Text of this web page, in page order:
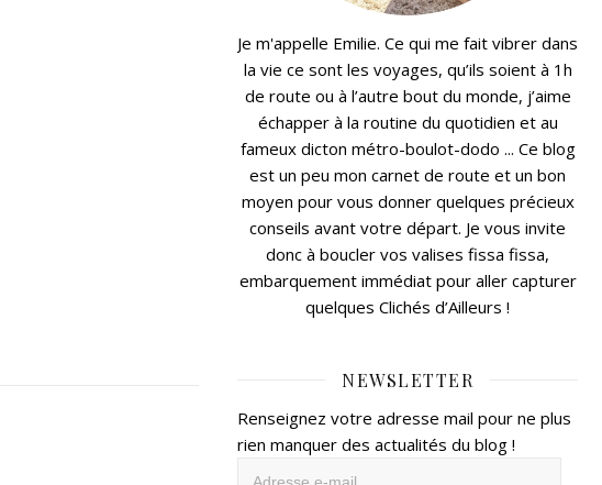
Je m'appelle Emilie. Ce qui me fait vibrer dans
la vie ce sont les voyages, qu’ils soient à 1h
de route ou à l’autre bout du monde, j’aime
échapper à la routine du quotidien et au
fameux dicton métro-boulot-dodo ... Ce blog
est un peu mon carnet de route et un bon
moyen pour vous donner quelques précieux
conseils avant votre départ. Je vous invite
donc à boucler vos valises fissa fissa,
embarquement immédiat pour aller capturer
quelques Clichés d’Ailleurs !
NEWSLETTER
Renseignez votre adresse mail pour ne plus
rien manquer des actualités du blog !